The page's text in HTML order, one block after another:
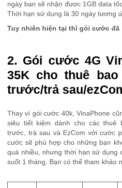
ngày bạn sẽ nhận được 1GB data
Thời hạn sử dụng là 30 ngày tương
Tuy nhiên hiện tại thì gói cước đã
2. Gói cước 4G
35K cho thuê bao
trước/trả sau/
Thay vì gói cước 40k, VinaPhone
siêu tiết kiệm dành cho các thuê
trước, trả sau và EzCom với cước
cước sẽ phù hợp cho những bạn
quá nhiều, nhưng thời hạn sử dụng
suốt 1 tháng. Bạn có thể tham khảo